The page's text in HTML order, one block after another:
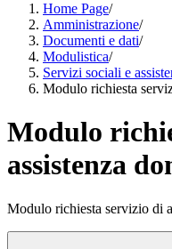
Home Page/
Amministrazione/
Documenti e dati/
Modulistica/
Servizi sociali e
Modulo richiesta
Modulo
assistenza
Modulo richiesta servizio di